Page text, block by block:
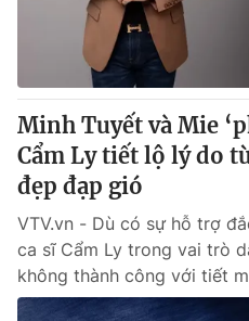
VTV9
Liên hệ tòa soạn
THỜI BÁO VTV
Minh Tuyết và Mie
Cẩm Ly tiết lộ lý do
đẹp đạp gió
VTV.vn - Dù có sự hỗ trợ
ca sĩ Cẩm Ly trong vai trò
không thành công với tiết